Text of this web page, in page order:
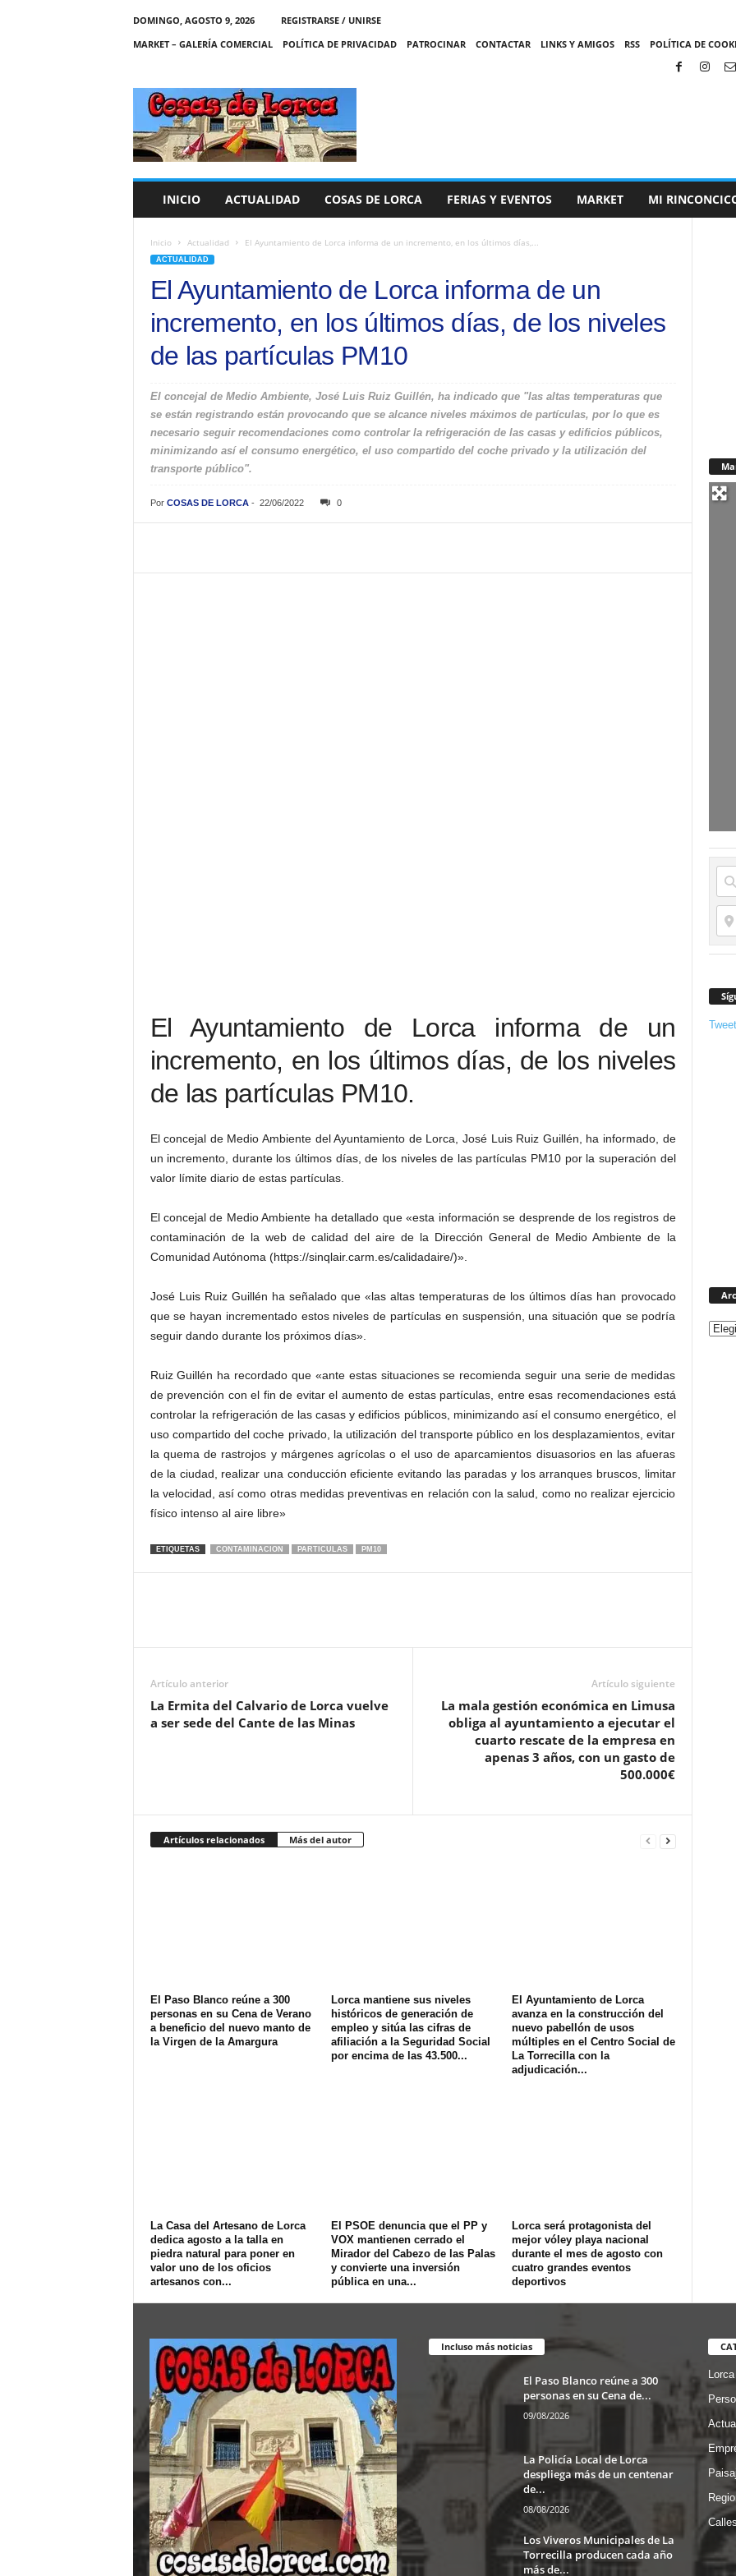
DOMINGO, AGOSTO 9, 2026
REGISTRARSE / UNIRSE
MARKET – GALERÍA COMERCIAL
POLÍTICA DE PRIVACIDAD PATROCINAR CONTACTAR LINKS Y AMIGOS RSS POLÍTICA DE
C
A
S
INICIO ACTUALIDAD COSAS DE LORCA FERIAS Y EVENTOS MARKET MI
Inicio Actualidad El Ayuntamiento de Lorca informa de un incremento, en los últimos días,...
ACTUALIDAD
El Ayuntamiento de Lorca informa de un
incremento, en los últimos días, de los niveles
de las partículas PM10
El concejal de Medio Ambiente, José Luis Ruiz Guillén, ha indicado que "las altas temperaturas que
se están registrando están provocando que se alcance niveles máximos de partículas, por lo que es
necesario seguir recomendaciones como controlar la refrigeración de las casas y edificios públicos,
minimizando así el consumo energético, el uso compartido del coche privado y la utilización del
transporte público".
Por COSAS DE LORCA- 22/06/2022 0
El Ayuntamiento de Lorca informa de un
incremento, en los últimos días, de los niveles
de las partículas PM10.
El concejal de Medio Ambiente del Ayuntamiento de Lorca, José Luis Ruiz Guillén, ha informado, de
un incremento, durante los últimos días, de los niveles de las partículas PM10 por la superación del
valor límite diario de estas partículas.
El concejal de Medio Ambiente ha detallado que «esta información se desprende de los registros de
contaminación de la web de calidad del aire de la Dirección General de Medio Ambiente de la
Comunidad Autónoma (https://sinqlair.carm.es/calidadaire/)».
José Luis Ruiz Guillén ha señalado que «las altas temperaturas de los últimos días han provocado
que se hayan incrementado estos niveles de partículas en suspensión, una situación que se podría
seguir dando durante los próximos días».
Ruiz Guillén ha recordado que «ante estas situaciones se recomienda seguir una serie de medidas
de prevención con el fin de evitar el aumento de estas partículas, entre esas recomendaciones está
controlar la refrigeración de las casas y edificios públicos, minimizando así el consumo energético, el
uso compartido del coche privado, la utilización del transporte público en los desplazamientos, evitar
la quema de rastrojos y márgenes agrícolas o el uso de aparcamientos disuasorios en las afueras
de la ciudad, realizar una conducción eficiente evitando las paradas y los arranques bruscos, limitar
la velocidad, así como otras medidas preventivas en relación con la salud, como no realizar ejercicio
físico intenso al aire libre»
ETIQUETAS CONTAMINACION PARTICULAS PM10
Artículo anterior
La Ermita del Calvario de Lorca vuelve
a ser sede del Cante de las Minas
Artículo siguiente
La mala gestión económica en Limusa
obliga al ayuntamiento a ejecutar el
cuarto rescate de la empresa en
apenas 3 años, con un gasto de
500.000€
Artículos relacionados Más del autor
El Paso Blanco reúne a 300
personas en su Cena de Verano
a beneficio del nuevo manto de
la Virgen de la Amargura
Lorca mantiene sus niveles
históricos de generación de
empleo y sitúa las cifras de
afiliación a la Seguridad Social
por encima de las 43.500...
El Ayuntamiento de Lorca
avanza en la construcción del
nuevo pabellón de usos
múltiples en el Centro Social de
La Torrecilla con la
adjudicación...
La Casa del Artesano de Lorca
dedica agosto a la talla en
piedra natural para poner en
valor uno de los oficios
artesanos con...
El PSOE denuncia que el PP y
VOX mantienen cerrado el
Mirador del Cabezo de las Palas
y convierte una inversión
pública en una...
Lorca será protagonista del
mejor vóley playa nacional
durante el mes de agosto con
cuatro grandes eventos
deportivos
Incluso más noticias
El Paso Blanco reúne a 300
personas en su Cena de...
09/08/2026
La Policía Local de Lorca
despliega más de un centenar
de...
08/08/2026
Los Viveros Municipales de La
Torrecilla producen cada año
más de...
Lorca